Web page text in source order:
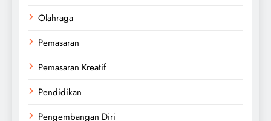
Olahraga
Pemasaran
Pemasaran Kreatif
Pendidikan
Pengembangan Diri